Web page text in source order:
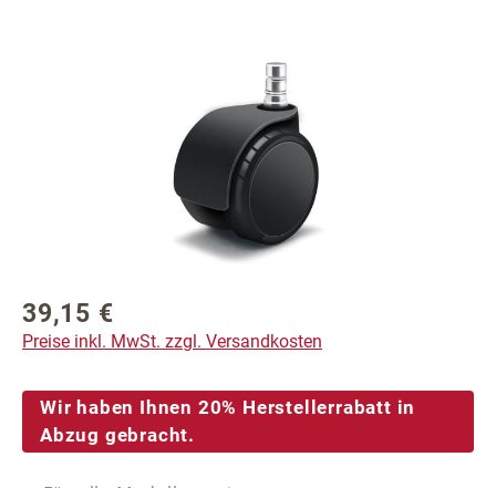
Regulärer Preis:
39,15 €
Preise inkl. MwSt. zzgl. Versandkosten
Wir haben Ihnen 20% Herstellerrabatt in
Abzug gebracht.